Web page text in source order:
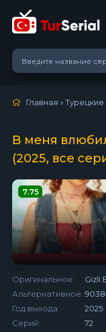
Главная »
В меня
(2025, все
7.75
Оригинальное:
Gizli
Альтернативное:
Год выхода:
2025
Серий:
72